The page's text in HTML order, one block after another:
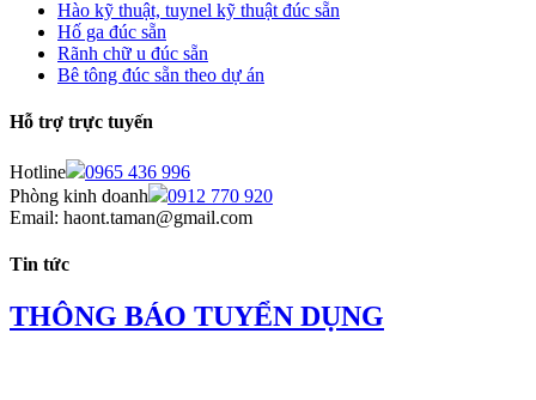
Hào kỹ thuật, tuynel kỹ thuật đúc sẵn
Hố ga đúc sẵn
Rãnh chữ u đúc sẵn
Bê tông đúc sẵn theo dự án
Hỗ trợ trực tuyến
Hotline
0965 436 996
Phòng kinh doanh
0912 770 920
Email: haont.taman@gmail.com
Tin tức
THÔNG BÁO TUYỂN DỤNG